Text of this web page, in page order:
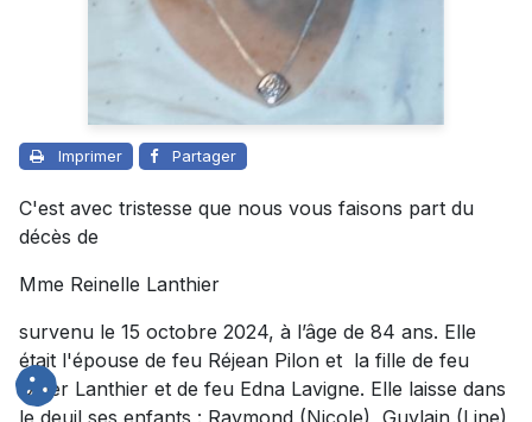
Imprimer Partager
C'est avec tristesse que nous vous faisons part du
décès de
Mme Reinelle Lanthier
survenu le 15 octobre 2024, à l’âge de 84 ans. Elle
était l'épouse de feu Réjean Pilon et la fille de feu
Omer Lanthier et de feu Edna Lavigne. Elle laisse dans
le deuil ses enfants : Raymond (Nicole), Guylain (Line),